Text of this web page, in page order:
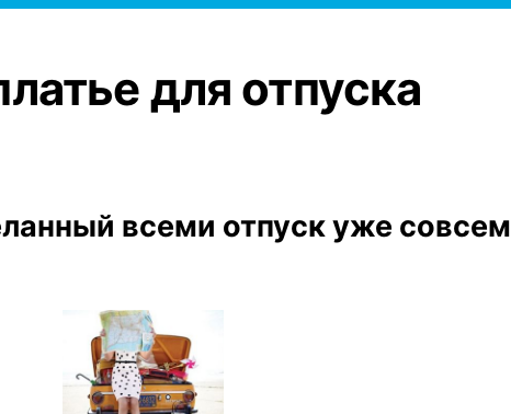
для отпуска
всеми отпуск уже совсем